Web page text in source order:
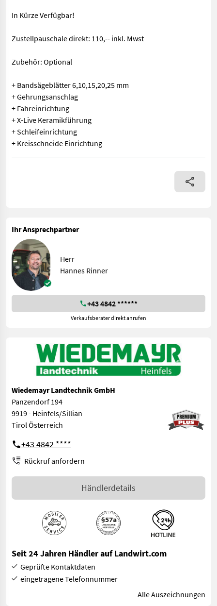
In Kürze Verfügbar!
Zustellpauschale direkt: 110,-- inkl. Mwst
Zubehör: Optional
+ Bandsägeblätter 6,10,15,20,25 mm
+ Gehrungsanschlag
+ Fahreinrichtung
+ X-Live Keramikführung
+ Schleifeinrichtung
+ Kreisschneide Einrichtung
+ Arbeitsbreite 420 mm + Schnitthöhe 310 mm +
Ihr Ansprechpartner
Herr
Hannes Rinner
+43 4842 ******
Verkaufsberater direkt anrufen
Wiedemayr Landtechnik GmbH
Panzendorf 194
9919 - Heinfels/Sillian
Tirol Österreich
+43 4842 ****
Rückruf anfordern
Händlerdetails
Seit 24 Jahren Händler auf Landwirt.com
Geprüfte Kontaktdaten
eingetragene Telefonnummer
Alle Auszeichnungen